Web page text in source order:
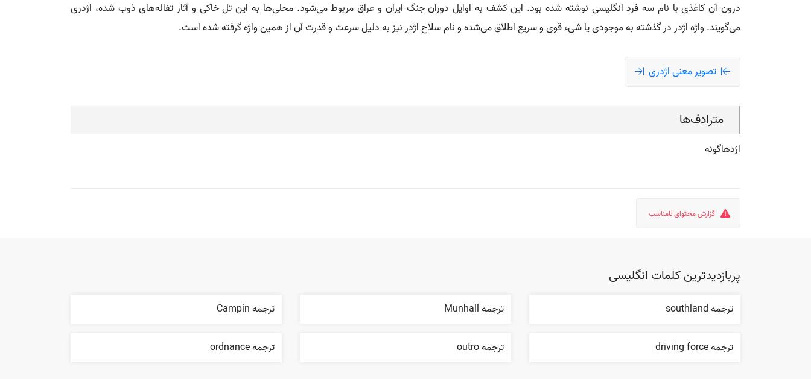
درون آن کاغذی با نام سه فرد انگلیسی نوشته شده بود. این کشف به اوایل دوران جنگ ایران و عراق مربوط می‌شود. محلی‌ها به این تل خاکی و آثار تفاله‌های ذوب شده، اژدری
می‌گویند. واژه اژدر در گذشته به موجودی یا شیء قوی و سریع اطلاق می‌شده و نام سلاح اژدر نیز به دلیل سرعت و قدرت آن از همین واژه گرفته شده است.
تصویر معنی اژدری
مترادف‌ها
اژدهاگونه
گزارش محتوای نامناسب
پربازدیدترین کلمات انگلیسی
ترجمه southland ترجمه Munhall ترجمه Campin
ترجمه driving force ترجمه outro ترجمه ordnance